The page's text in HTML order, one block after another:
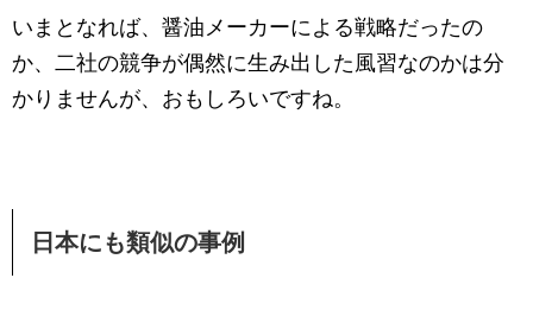
いまとなれば、醤油メーカーによる戦略だったの
か、二社の競争が偶然に生み出した風習なのかは分
かりませんが、おもしろいですね。
日本にも類似の事例